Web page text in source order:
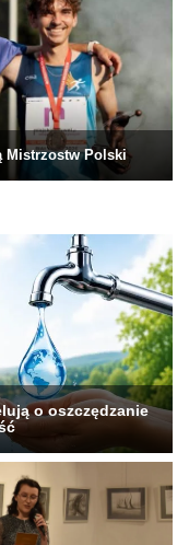
Mistrzostw Polski
o oszczędzanie